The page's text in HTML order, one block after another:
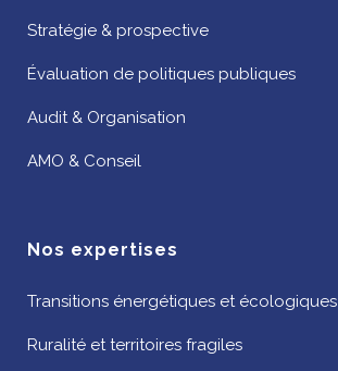
Stratégie & prospective
Évaluation de politiques publiques
Audit & Organisation
AMO & Conseil
Nos expertises
Transitions énergétiques et écologiques
Ruralité et territoires fragiles